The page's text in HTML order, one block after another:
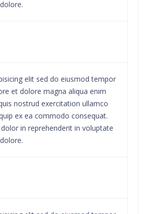
elit sed do eiusmod tempor
et dolore magna aliqua enim
nostrud exercitation ullamco
ex ea commodo consequat.
in reprehenderit in voluptate